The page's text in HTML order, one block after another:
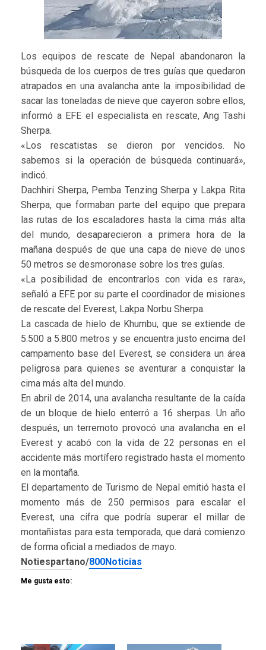
Los equipos de rescate de Nepal abandonaron la
búsqueda de los cuerpos de tres guías que quedaron
atrapados en una avalancha ante la imposibilidad de
sacar las toneladas de nieve que cayeron sobre ellos,
informó a EFE el especialista en rescate, Ang Tashi
Sherpa.
«Los rescatistas se dieron por vencidos. No
sabemos si la operación de búsqueda continuará»,
indicó.
Dachhiri Sherpa, Pemba Tenzing Sherpa y Lakpa Rita
Sherpa, que formaban parte del equipo que prepara
las rutas de los escaladores hasta la cima más alta
del mundo, desaparecieron a primera hora de la
mañana después de que una capa de nieve de unos
50 metros se desmoronase sobre los tres guías.
«La posibilidad de encontrarlos con vida es rara»,
señaló a EFE por su parte el coordinador de misiones
de rescate del Everest, Lakpa Norbu Sherpa.
La cascada de hielo de Khumbu, que se extiende de
5.500 a 5.800 metros y se encuentra justo encima del
campamento base del Everest, se considera un área
peligrosa para quienes se aventurar a conquistar la
cima más alta del mundo.
En abril de 2014, una avalancha resultante de la caída
de un bloque de hielo enterró a 16 sherpas. Un año
después, un terremoto provocó una avalancha en el
Everest y acabó con la vida de 22 personas en el
accidente más mortífero registrado hasta el momento
en la montaña.
El departamento de Turismo de Nepal emitió hasta el
momento más de 250 permisos para escalar el
Everest, una cifra que podría superar el millar de
montañistas para esta temporada, que dará comienzo
de forma oficial a mediados de mayo.
Notiespartano/800Noticias
Me gusta esto: